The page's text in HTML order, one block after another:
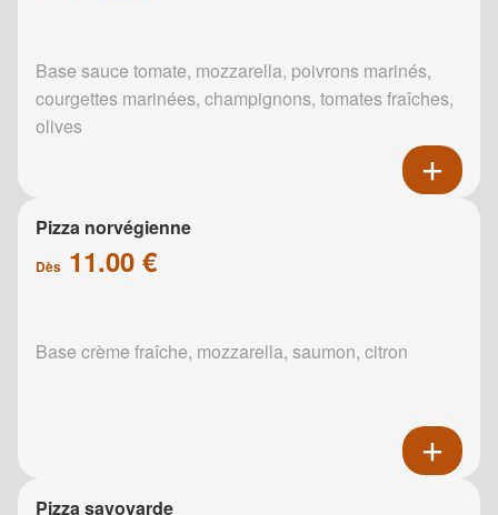
Base sauce tomate, mozzarella, poivrons marinés,
courgettes marinées, champignons, tomates fraîches,
olives
Pizza norvégienne
Dès 11.00 €
Base crème fraîche, mozzarella, saumon, citron
Pizza savoyarde